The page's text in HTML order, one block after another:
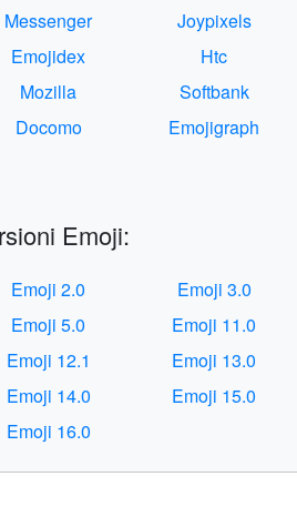
Messenger
Joypixels
Emojidex
Htc
Mozilla
Softbank
Docomo
Emojigraph
Emoji:
Emoji 2.0
Emoji 3.0
Emoji 5.0
Emoji 11.0
Emoji 12.1
Emoji 13.0
Emoji 14.0
Emoji 15.0
Emoji 16.0